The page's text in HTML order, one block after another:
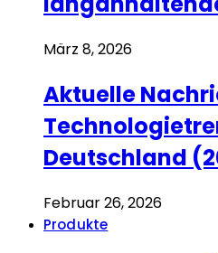
März 8, 2026
Aktuelle
Deutschland
Februar 26, 2026
Produkte